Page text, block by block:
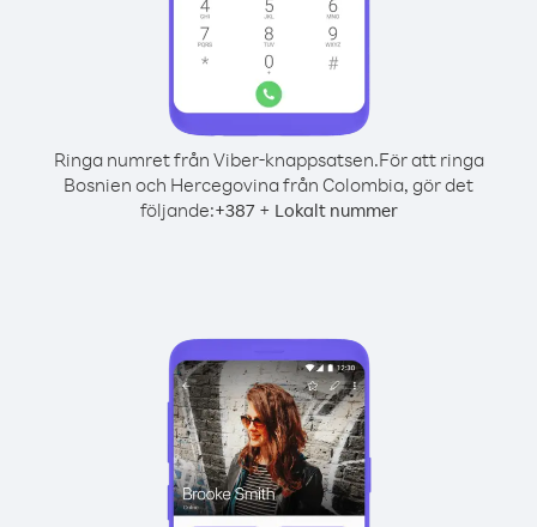
Ringa numret från Viber-knappsatsen.För att ringa
Bosnien och Hercegovina från Colombia, gör det
följande:+387+ Lokalt nummer